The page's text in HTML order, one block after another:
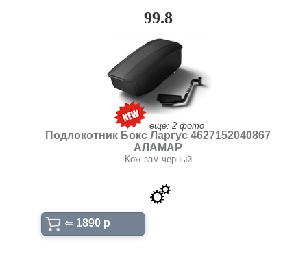
99.8
ещё: 2 фото
Подлокотник Бокс Ларгус 4627152040867
АЛАМАР
Кож.зам.черный
⇐ 1890 p